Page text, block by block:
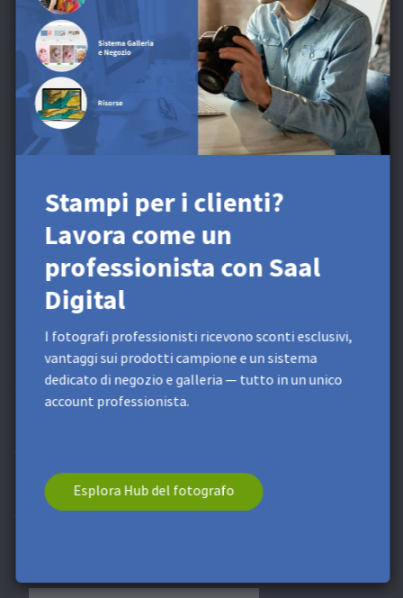
Stampi per i clienti?
Lavora come un
professionista con Saal
Digital
I fotografi professionisti ricevono sconti esclusivi,
vantaggi sui prodotti campione e un sistema
dedicato di negozio e galleria — tutto in un unico
account professionista.
Esplora Hub del fotografo
Iscrivi alla Newsletter e ricevi uno Sconto di
5 €**
Ricevi sconti esclusivi e consigli di design. Registrandoti
acconsenti alla nostra
Informativa sulla Privacy. Puoi
* Questo campo deve essere compilato.
Valore minimo
dell’ordine di 9,99 €. Spese di spedizione escluse. Il codice sconto
non è divisibile. Il codice sconto non ha valore in contanti. Non
cumulabile con altri codici sconto o promozioni.
Più prodotti
Area professionisti
La Saal Digital